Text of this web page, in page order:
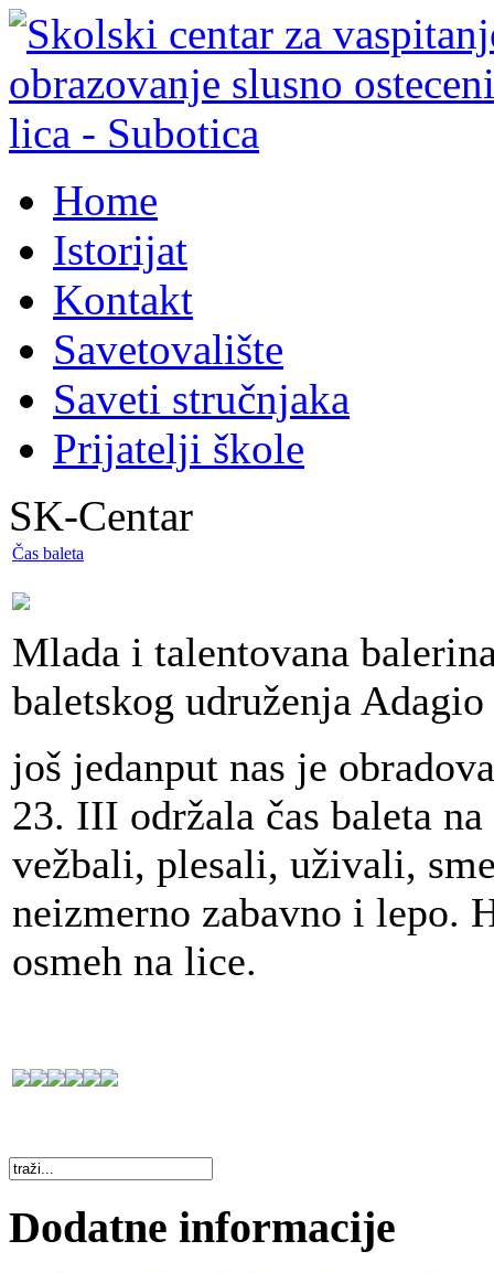
Home
Istorijat
Kontakt
Savetovalište
Saveti stručnjaka
Prijatelji škole
SK-Centar
Čas baleta
Mlada i talentovana
baletskog udruženja Adagio
još jedanput nas je
23. III održala čas baleta
vežbali, plesali, uživali,
neizmerno zabavno i lepo.
osmeh na lice.
Dodatne informacije